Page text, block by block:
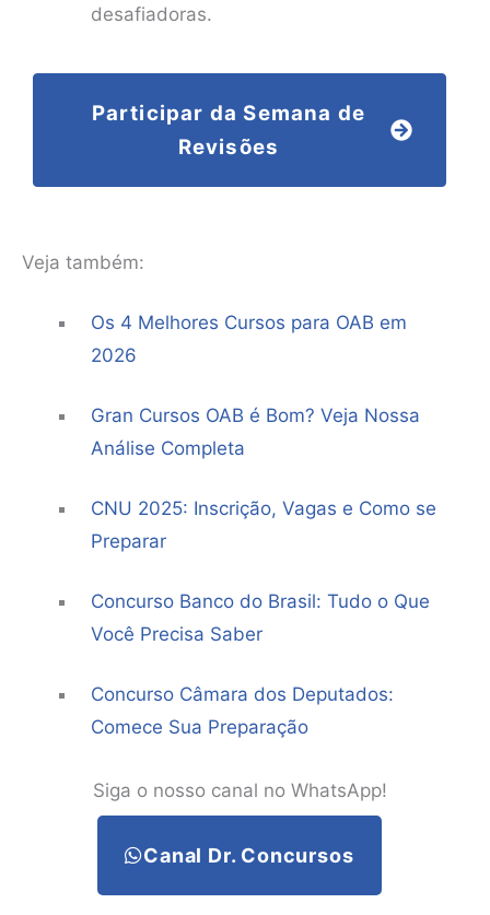
desafiadoras.
Participar da Semana de
Revisões
Veja também:
Os 4 Melhores Cursos para OAB em
2026
Gran Cursos OAB é Bom? Veja Nossa
Análise Completa
CNU 2025: Inscrição, Vagas e Como se
Preparar
Concurso Banco do Brasil: Tudo o Que
Você Precisa Saber
Concurso Câmara dos Deputados:
Comece Sua Preparação
Siga o nosso canal no WhatsApp!
Canal Dr. Concursos